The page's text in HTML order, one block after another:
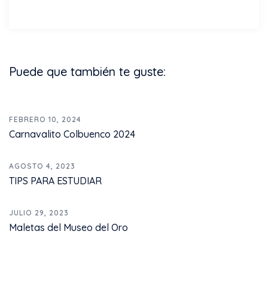
Puede que también te guste:
FEBRERO 10, 2024
Carnavalito Colbuenco 2024
AGOSTO 4, 2023
TIPS PARA ESTUDIAR
JULIO 29, 2023
Maletas del Museo del Oro